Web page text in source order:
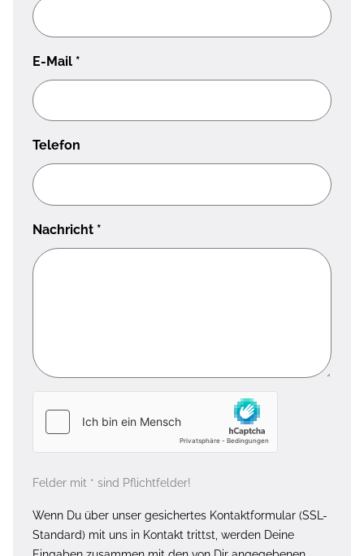
E-Mail *
Telefon
Nachricht *
Felder mit * sind Pflichtfelder!
Wenn Du über unser gesichertes Kontaktformular (SSL-
Standard) mit uns in Kontakt trittst, werden Deine